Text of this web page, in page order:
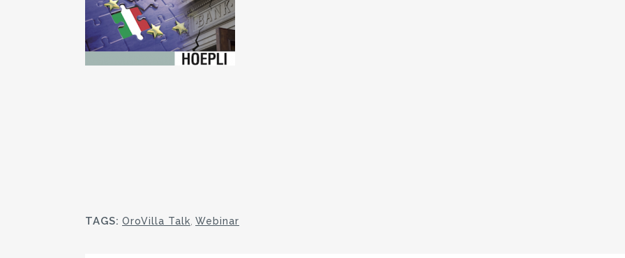
TAGS: OroVilla Talk, Webinar